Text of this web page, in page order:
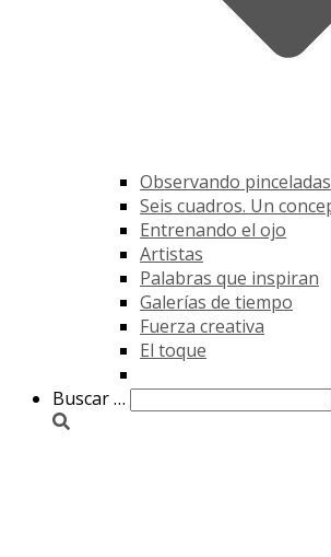
Observando pinceladas
Seis cuadros. Un
Entrenando el ojo
Artistas
Palabras que inspiran
Galerías de tiempo
Fuerza creativa
El toque
Buscar:
Buscar …